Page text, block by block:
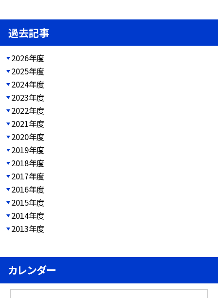
過去記事
2026年度
2025年度
2024年度
2023年度
2022年度
2021年度
2020年度
2019年度
2018年度
2017年度
2016年度
2015年度
2014年度
2013年度
カレンダー